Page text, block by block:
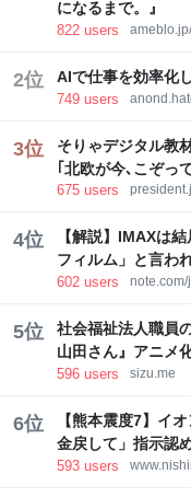
Geminiとのチャットのや
になるまで。』
822 users
2位 AIで仕事を効率化
749 users
3位
そりゃデジタル教
｢北欧が今､こぞっ
675 users
4位
【解説】IMAXは
フィルム」と言わ
602 users
5位
社会福祉法人職員
山田さん』アニメ
596 users sizu.me
6位
【熊本震度7】イ
金戻して」指示認
593 users